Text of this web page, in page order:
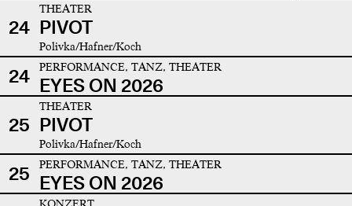
24
THEATER
PIVOT
Polivka/Hafner/Koch
24 PERFORMANCE, TANZ, THEATER
EYES ON 2026
25
THEATER
PIVOT
Polivka/Hafner/Koch
25 PERFORMANCE, TANZ, THEATER
EYES ON 2026